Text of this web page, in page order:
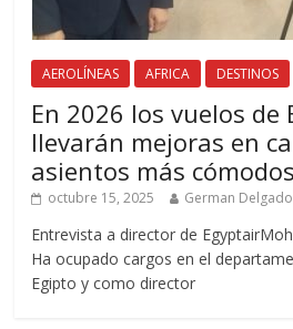
AEROLÍNEAS AFRICA DESTINOS
En 2026 los vuelos de
llevarán mejoras en
asientos más cómodos
octubre 15, 2025 German Delgado
Entrevista a director de
Ha ocupado cargos en el
Egipto y como director